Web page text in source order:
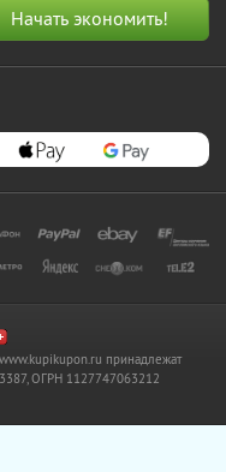
принадлежат
ОГРН 1127747063212